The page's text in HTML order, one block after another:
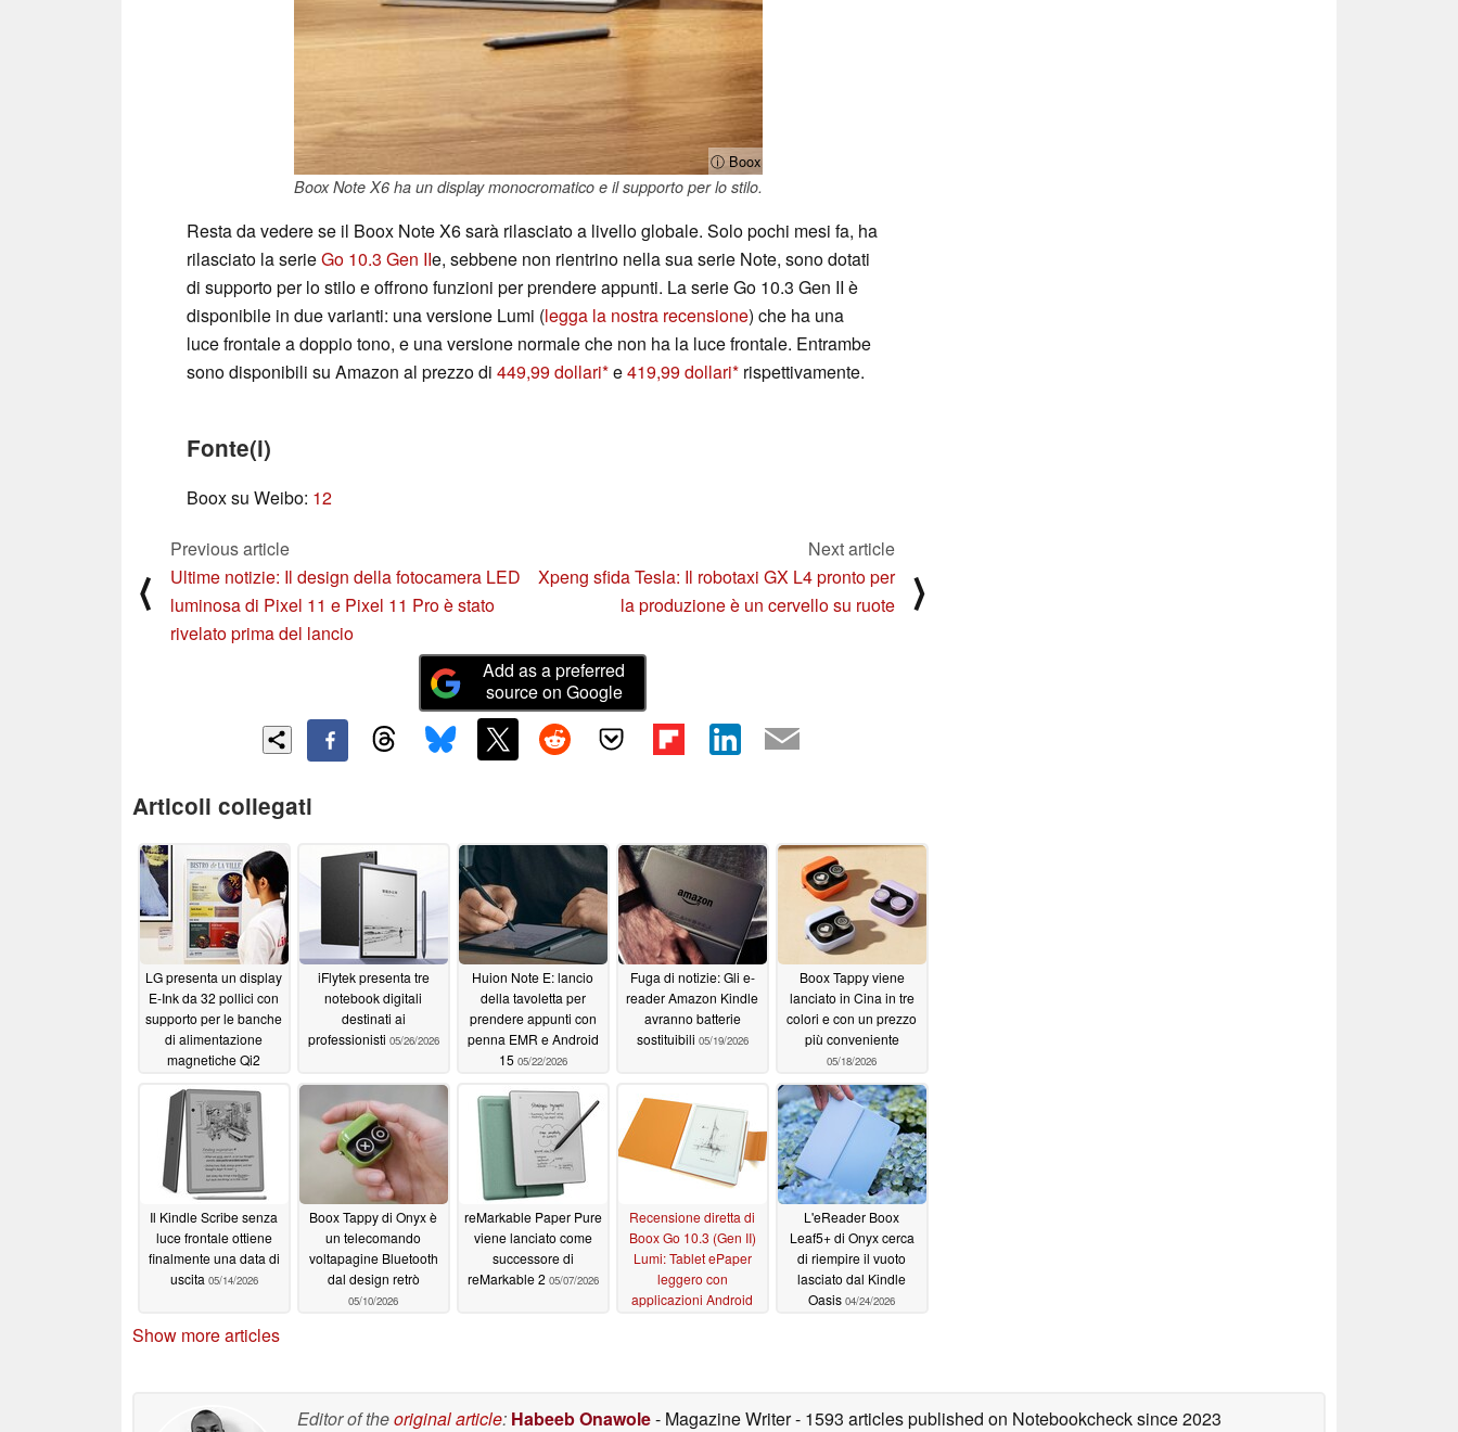
ⓘ Boox
Boox Note X6 ha un display monocromatico e il supporto per lo stilo.
Resta da vedere se il Boox Note X6 sarà rilasciato a livello globale. Solo pochi mesi fa, ha
rilasciato la serieGo 10.3 Gen IIe, sebbene non rientrino nella sua serie Note, sono dotati
di supporto per lo stilo e offrono funzioni per prendere appunti. La serie Go 10.3 Gen II è
disponibile in due varianti: una versione Lumi (legga la nostra recensione) che ha una
luce frontale a doppio tono, e una versione normale che non ha la luce frontale. Entrambe
sono disponibili su Amazon al prezzo di 449,99 dollari e419,99 dollari rispettivamente.
Fonte(i)
Boox su Weibo: 12
⟨
Previous article
Ultime notizie: Il design della fotocamera LED
luminosa di Pixel 11 e Pixel 11 Pro è stato
rivelato prima del lancio
Next article
Xpeng sfida Tesla: Il robotaxi GX L4 pronto per
la produzione è un cervello su ruote
⟩
Add as a preferred
source on Google
Articoli collegati
LG presenta un display
E-Ink da 32 pollici con
supporto per le banche
di alimentazione
magnetiche Qi2
iFlytek presenta tre
notebook digitali
destinati ai
professionisti 05/26/2026
Huion Note E: lancio
della tavoletta per
prendere appunti con
penna EMR e Android
15 05/22/2026
Fuga di notizie: Gli e-
reader Amazon Kindle
avranno batterie
sostituibili 05/19/2026
Boox Tappy viene
lanciato in Cina in tre
colori e con un prezzo
più conveniente
05/18/2026
Il Kindle Scribe senza
luce frontale ottiene
finalmente una data di
uscita 05/14/2026
Boox Tappy di Onyx è
un telecomando
voltapagine Bluetooth
dal design retrò
05/10/2026
reMarkable Paper Pure
viene lanciato come
successore di
reMarkable 2 05/07/2026
Recensione diretta di
Boox Go 10.3 (Gen II)
Lumi: Tablet ePaper
leggero con
applicazioni Android
L'eReader Boox
Leaf5+ di Onyx cerca
di riempire il vuoto
lasciato dal Kindle
Oasis 04/24/2026
Show more articles
Editor of theoriginal article: Habeeb Onawole- Magazine Writer- 1593 articles published on Notebookchecksince 2023